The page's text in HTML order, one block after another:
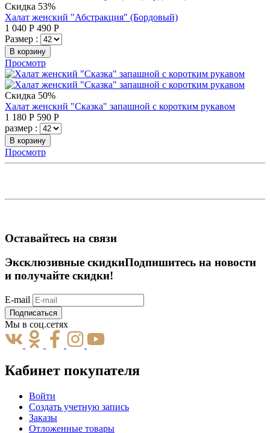
Скидка 53%
Халат женский "Абстракция" (Бордовый)
1 040 Р 490 Р
Размер :
В корзину
Просмотр
Скидка 50%
Халат женский "Сказка" запашной с коротким рукавом
1 180 Р 590 Р
размер :
В корзину
Просмотр
Оставайтесь на связи
Эксклюзивные скидкиПодпишитесь на новости
и получайте скидки!
E-mail
Подписаться
Мы в соц.сетях
Кабинет покупателя
Войти
Создать учетную запись
Заказы
Отложенные товары